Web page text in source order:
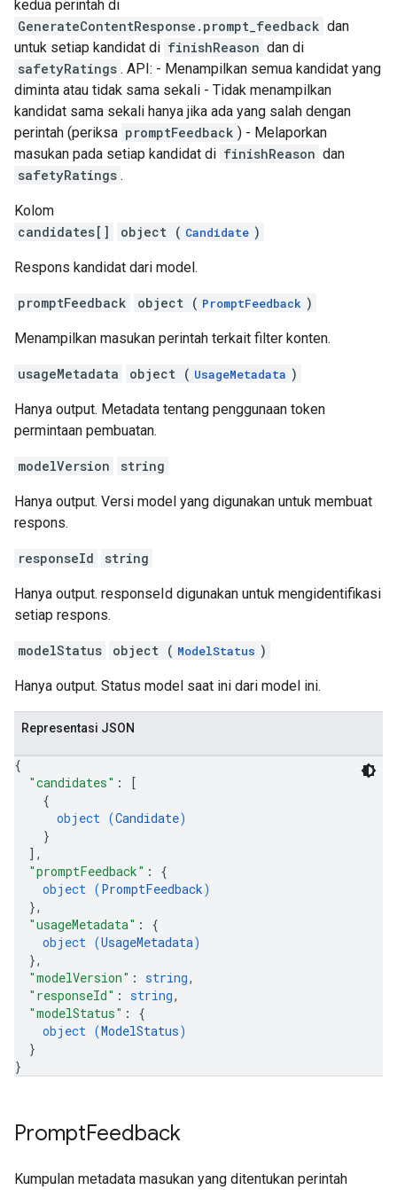
kedua perintah di
GenerateContentResponse.prompt_feedback dan
untuk setiap kandidat di finishReason dan di
safetyRatings . API: - Menampilkan semua kandidat yang
diminta atau tidak sama sekali - Tidak menampilkan
kandidat sama sekali hanya jika ada yang salah dengan
perintah (periksa promptFeedback ) - Melaporkan
masukan pada setiap kandidat di finishReason dan
safetyRatings .
Kolom
candidates[]
object ( Candidate )
Respons kandidat dari model.
promptFeedback object ( PromptFeedback )
Menampilkan masukan perintah terkait filter konten.
usageMetadata object ( UsageMetadata )
Hanya output. Metadata tentang penggunaan token
permintaan pembuatan.
modelVersion string
Hanya output. Versi model yang digunakan untuk membuat
respons.
responseId string
Hanya output. responseId digunakan untuk mengidentifikasi
setiap respons.
modelStatus object ( ModelStatus )
Hanya output. Status model saat ini dari model ini.
Representasi JSON
{
"candidates" :
[
{
object (Candidate)
}
] ,
"promptFeedback" : {
object (PromptFeedback)
},
"usageMetadata" : {
object (UsageMetadata)
},
"modelVersion" : string,
"responseId" : string,
"modelStatus" : {
object (ModelStatus)
}
}
PromptFeedback
Kumpulan metadata masukan yang ditentukan perintah